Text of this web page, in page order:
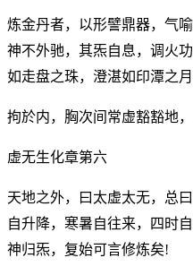
炼金丹者，以形譬鼎器，气
神不外驰，其炁自息，调火
如走盘之珠，澄湛如印潭之
拘於内，胸次间常虚豁豁地
虚无生化章第六
天地之外，曰太虚太无，总
自升降，寒暑自往来，四时
神归炁，复始可言修炼矣!